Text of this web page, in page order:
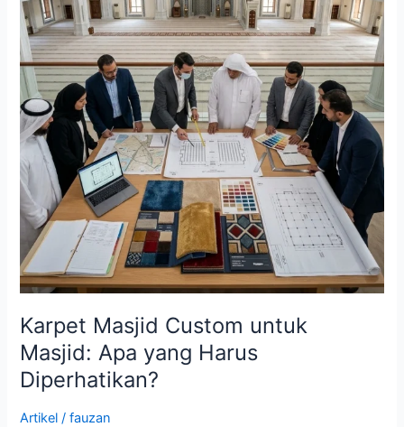
Karpet Masjid Custom untuk
Masjid: Apa yang Harus
Diperhatikan?
Artikel /fauzan